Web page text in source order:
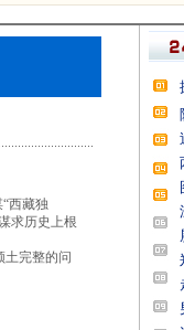
西藏独
求历史上根
完整的问